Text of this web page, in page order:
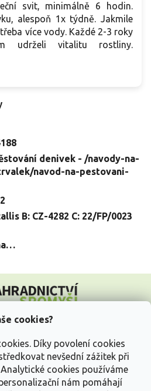
cookies?
Díky povolení cookies
nevšední zážitek při
cookies používáme
nám pomáhají
svit, minimálně 6 hodin.
alespoň 1x týdně. Jakmile
více vody. Každé 2-3 roky
udrželi vitalitu rostliny.
denivek - /navody-na-
navod-na-pestovani-
B: CZ-4282 C: 22/FP/0023